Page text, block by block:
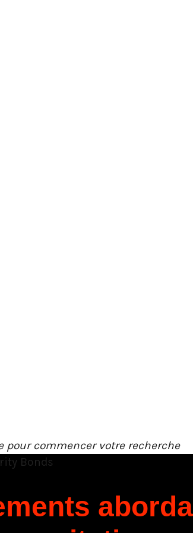
pour commencer votre recherche